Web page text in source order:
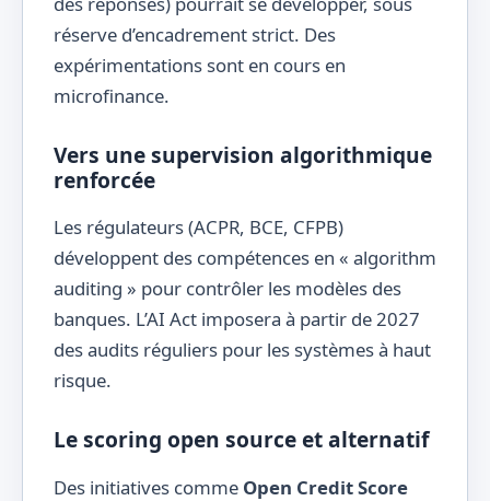
réserve d’encadrement strict. Des
expérimentations sont en cours en
microfinance.
Vers une supervision algorithmique
renforcée
Les régulateurs (ACPR, BCE, CFPB)
développent des compétences en « algorithm
auditing » pour contrôler les modèles des
banques. L’AI Act imposera à partir de 2027
des audits réguliers pour les systèmes à haut
risque.
Le scoring open source et alternatif
Des initiatives comme Open Credit Score